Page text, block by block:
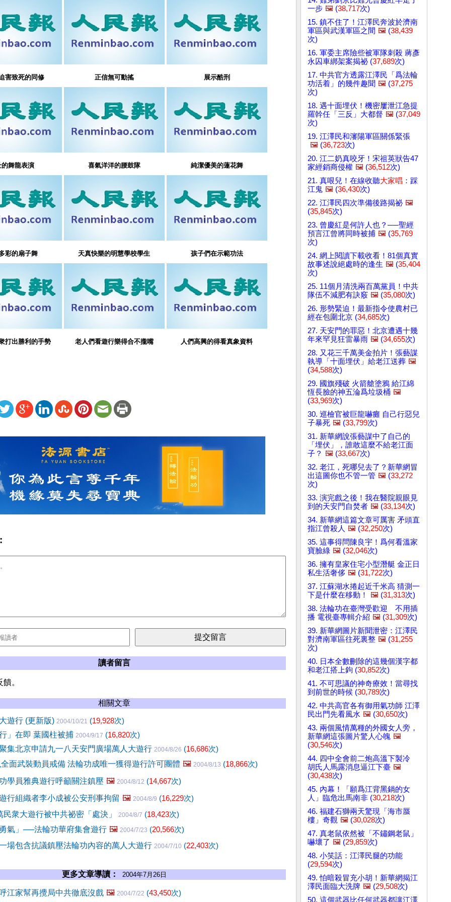
害致死的同修 正信無可動搖 展示酷刑
的舞龍表演 喜氣洋洋的腰鼓隊 純潔優美的蓮花舞
彩的扇子舞 天真快樂的明慧學校學生 孩子們在示範功法
打出勝利的手勢 老人們看遊行樂得合不攏嘴 人們高興的得看真象資料
讀者留言
。
相關文章
遊行 (更新版) 2004/10/21 (19,928次)
」在即 葉國柱被捕 2004/9/17 (16,820次)
集北京申請九一八天安門廣場萬人大遊行 2004/8/26 (16,686次)
面武裝動員戒備 法輪功成唯一獲得遊行許可團體 🖼️ 2004/8/13 (18,866次)
學員雅典遊行呼籲關注鎮壓 🖼️ 2004/8/12 (14,667次)
行組織者李小成被公安刑事拘留 🖼️ 2004/8/9 (16,229次)
民衆大遊行被中共祕密「處決」
2004/8/7 (18,423次)
氣」──法輪功華府集會遊行 🖼️ 2004/7/23 (20,566次)
場包含抗議鎮壓法輪功內容的萬人大遊行 2004/7/10 (22,403次)
更多文章導讀： 2004年7月26日
江家幫再攪局中共徹底沒戲 🖼️ 2004/7/22 (43,450次)
一步 🖼️ (38,717次)
15. 鎮不住了！江澤民奔波於濟南
軍區與武漢軍區之間 🖼️ (38,439
次)
16. 軍委主席險些被軍隊刺殺 蔣彥
永囚車綁架案揭祕 (37,689次)
17. 中共官方透露江澤民「爲法輪
功活着」的幾件趣聞 🖼️ (37,275
次)
18. 遇十面埋伏！機密屢泄江急提
羅幹任「三反」大都督 🖼️ (37,049
次)
19. 江澤民和瀋陽軍區關係緊張
🖼️ (36,723次)
20. 江二奶真咬牙！宋祖英狀告47
家經銷商侵權 🖼️ (36,512次)
21. 真哏兒！在線收聽大家唱 ：踩
江鬼 🖼️ (36,430次)
22. 江澤民四次準備後路揭祕 🖼️
(35,845次)
23. 曾慶紅是何許人也？──聖經
預言江曾將同時被捕 🖼️ (35,769
次)
24. 網上閱讀下載收看！81個真實
故事述說絕處時的逢生 🖼️ (35,404
次)
25. 11個月清洗兩百萬黨員！中共
隊伍不減肥有訣竅 🖼️ (35,080次)
26. 形勢緊迫！最新指令使農村已
經在包圍北京 (34,685次)
27. 天安門的罪惡！北京遭遇十幾
年來罕見狂雷暴雨 🖼️ (34,655次)
28. 又花三千萬美金拍片！張藝謀
執導「十面埋伏」給老江送葬 🖼️
(34,588次)
29. 國旗殘破 火箭艙塗鴉 給江綿
恆長臉的神五淪爲垃圾桶 🖼️
(33,969次)
30. 巡檢官被巨龍嚇癱 自己行惡兒
子暴死 🖼️ (33,799次)
31. 新華網說張藝謀中了自己的
「埋伏」，誰敢這麼不給老江面
子？ 🖼️ (33,667次)
32. 老江，死哪兒去了？新華網冒
出這圖你也不管一管 🖼️ (33,272
次)
33. 演完戲之後！我在醫院親眼見
到的天安門自焚者 🖼️ (33,134次)
34. 新華網這篇文章可厲害 矛頭直
指江曾殺人 🖼️ (32,250次)
35. 這事得問陳良宇！爲何看溫家
寶臉綠 🖼️ (32,046次)
36. 擁有皇家住宅小型潛艇 金正日
私生活奢侈 🖼️ (31,722次)
37. 江蘇湖水捲起近千米高 猜測一
下是什麼在移動！
🖼️ (31,313次)
38. 法輪功在臺灣受歡迎 不用插
播 電視臺專輯介紹 🖼️ (31,309次)
39. 新華網圖片新聞泄密：江澤民
對濟南軍區往死裏整 🖼️ (31,255
次)
40. 日本全數刪除的這幾個漢字都
和老江搭上鉤 (30,852次)
41. 不可思議的神奇療效！當尋找
到前世的時候 (30,789次)
42. 中共高官各有御用氣功師 江澤
民出門先看風水 🖼️ (30,650次)
43. 兩個風情萬種的外國女人旁，
新華網這張圖片驚人心魄 🖼️
(30,546次)
44. 四中全會前二炮高溫下製冷
胡氏人馬露消息逼江下臺 🖼️
(30,438次)
45. 內幕！「願爲江背黑鍋的女
人」臨危出馬南非 (30,218次)
46. 福建石獅兩天驚現「海市蜃
樓」奇觀 🖼️ (30,028次)
47. 真老鼠依然被「不鏽鋼老鼠」
嚇壞了 🖼️ (29,859次)
48. 小笑話：江澤民腿的功能
(29,594次)
49. 怕暗殺冒充小胡！新華網揭江
澤民面臨大洗牌 🖼️ (29,508次)
50. 這個武器比任何武器都讓江澤